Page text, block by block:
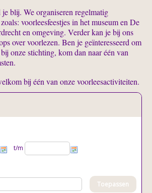
blij. We organiseren regelmatig
voorleesfeestjes in het museum en De
en omgeving. Verder kan je bij ons
over voorlezen. Ben je geïnteresseerd om
onze stichting, kom dan naar één van
bij één van onze voorleesactiviteiten.
t/m